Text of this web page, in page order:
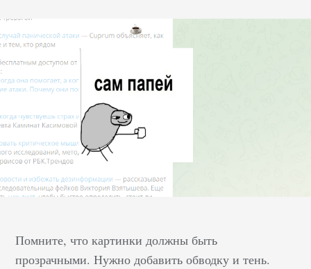
Помните, что картинки должны быть
прозрачными. Нужно добавить обводку и тень.